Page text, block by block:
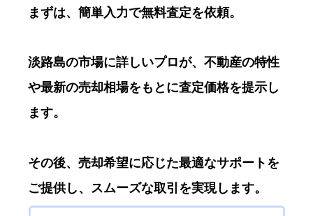
まずは、簡単入力で無料査定を依頼。
淡路島の市場に詳しいプロが、不動産の特性
や最新の売却相場をもとに査定価格を提示し
ます。
その後、売却希望に応じた最適なサポートを
ご提供し、スムーズな取引を実現します。